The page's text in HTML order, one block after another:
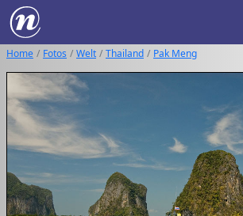
Home Fotos Welt Thailand Pak Meng